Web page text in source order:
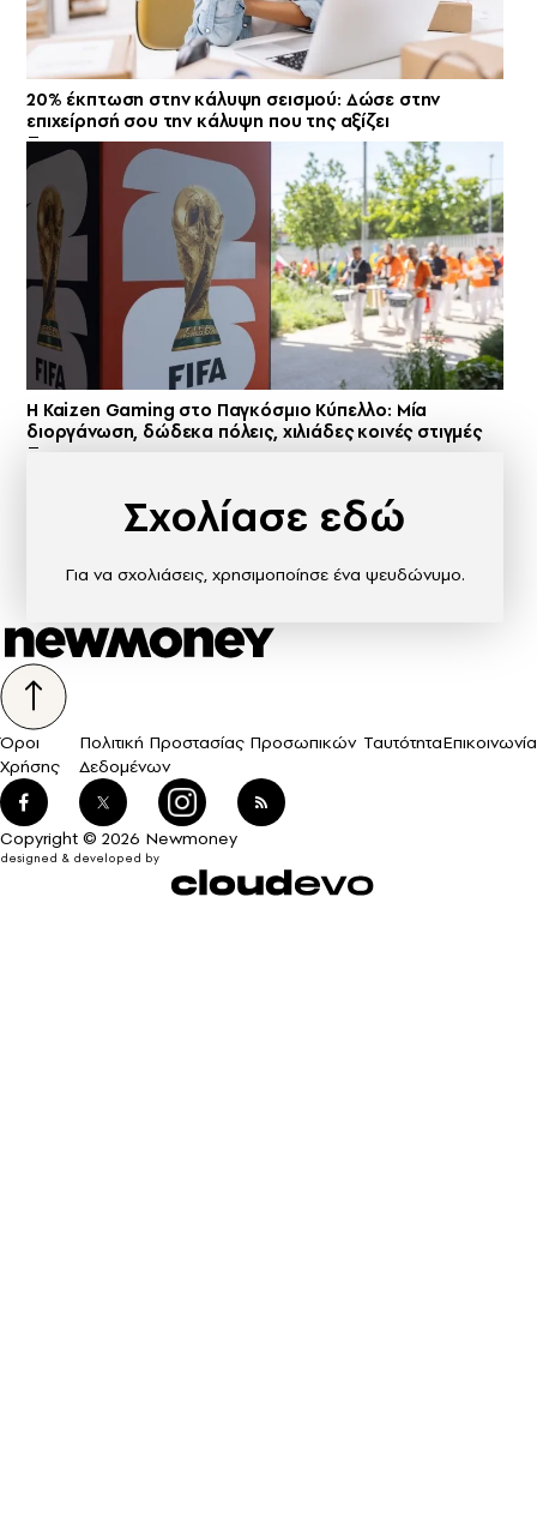
20% έκπτωση στην κάλυψη σεισμού: Δώσε στην
επιχείρησή σου την κάλυψη που της αξίζει
H Kaizen Gaming στο Παγκόσμιο Kύπελλο: Μία
διοργάνωση, δώδεκα πόλεις, χιλιάδες κοινές στιγμές
Σχολίασε εδώ
Για να σχολιάσεις, χρησιμοποίησε ένα ψευδώνυμο.
Όροι
Χρήσης
Πολιτική Προστασίας Προσωπικών
Δεδομένων
ΤαυτότηταΕπικοινωνία
Copyright © 2026 Newmoney
designed & developed by